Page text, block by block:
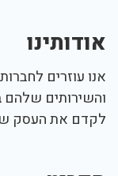
אודותינו
אנו עוזרים
והשירותים שלהם
לקדם את העסק